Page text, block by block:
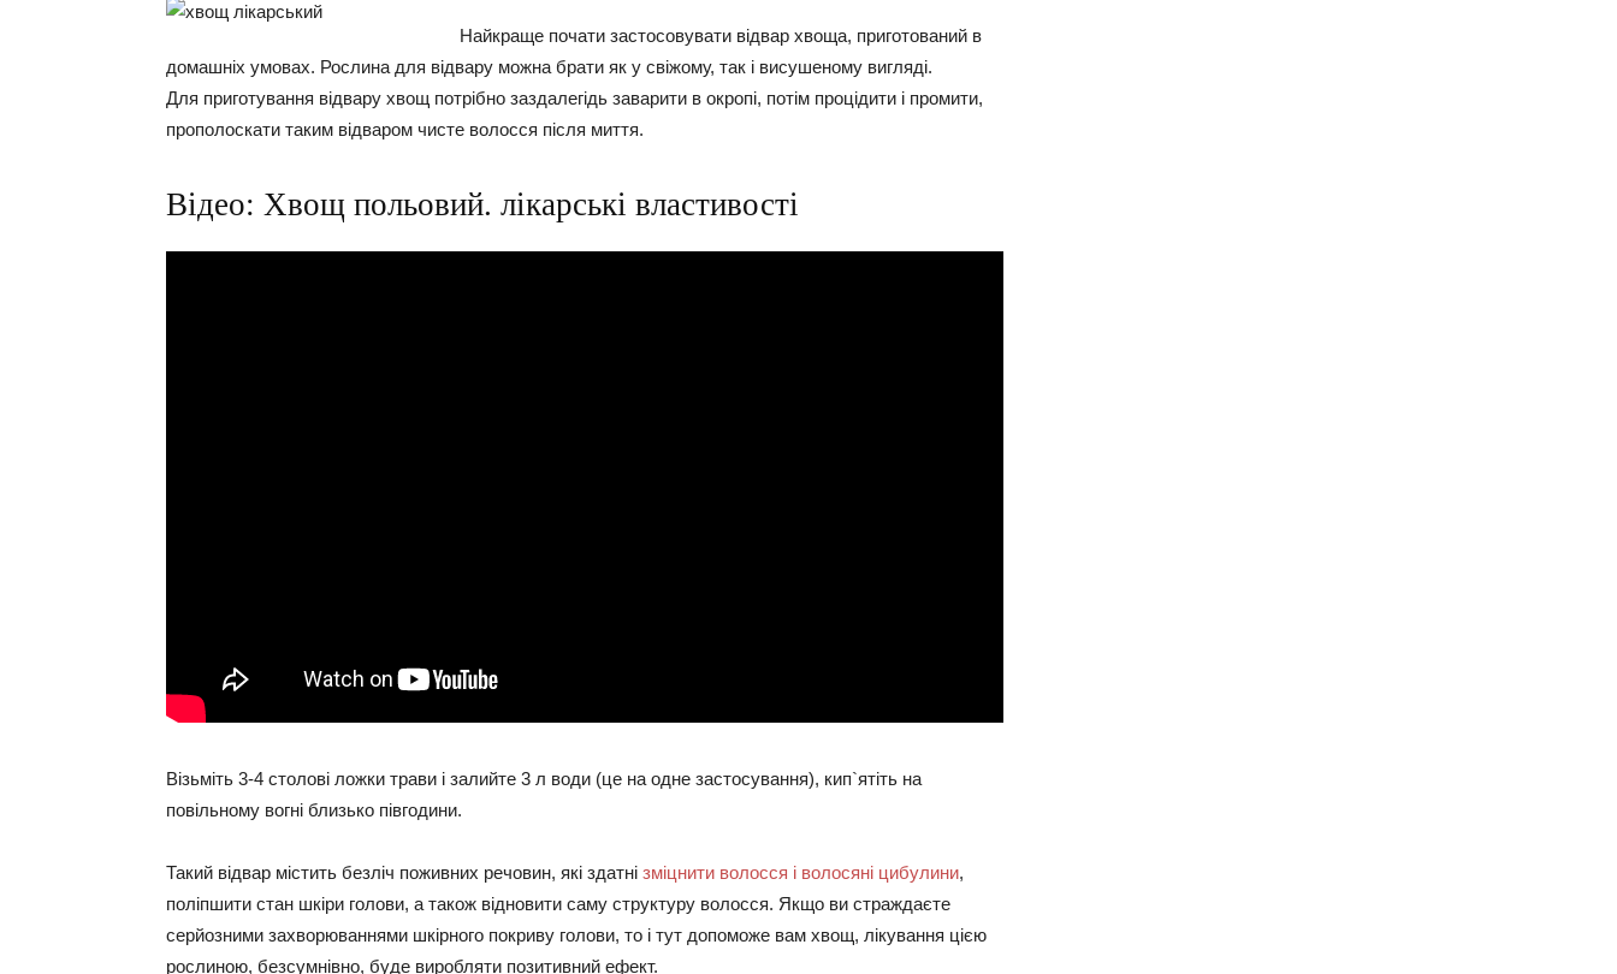
Найкраще почати застосовувати відвар хвоща, приготований в
домашніх умовах. Рослина для відвару можна брати як у свіжому, так і висушеному вигляді.
Для приготування відвару хвощ потрібно заздалегідь заварити в окропі, потім процідити і промити,
прополоскати таким відваром чисте волосся після миття.
Відео: Хвощ польовий. лікарські властивості
Візьміть 3-4 столові ложки трави і залийте 3 л води (це на одне застосування), кип`ятіть на
повільному вогні близько півгодини.
Такий відвар містить безліч поживних речовин, які здатні зміцнити волосся і волосяні цибулини,
поліпшити стан шкіри голови, а також відновити саму структуру волосся. Якщо ви страждаєте
серйозними захворюваннями шкірного покриву голови, то і тут допоможе вам хвощ, лікування цією
рослиною, безсумнівно, буде виробляти позитивний ефект.